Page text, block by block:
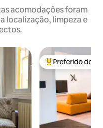
acomodações foram
localização, limpeza e
Entre os
Preferido dos